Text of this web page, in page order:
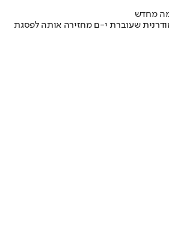
מחדש
שעוברת י-ם מחזירה אותה לפסגת